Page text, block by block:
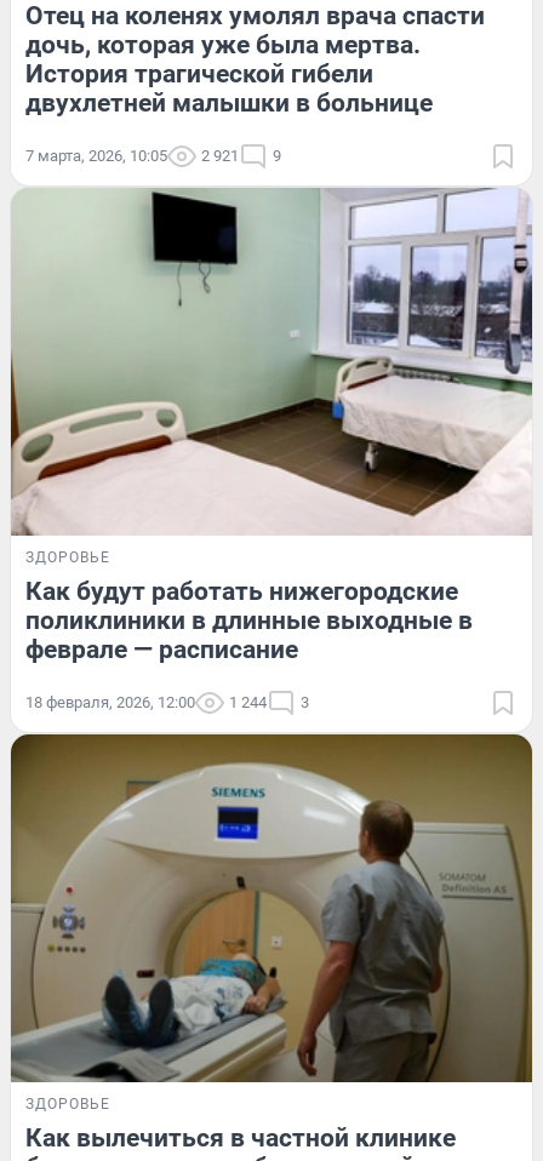
Отец на коленях умолял врача спасти
дочь, которая уже была мертва.
История трагической гибели
двухлетней малышки в больнице
7 марта, 2026, 10:05 2 921 9
ЗДОРОВЬЕ
Как будут работать нижегородские
поликлиники в длинные выходные в
феврале — расписание
18 февраля, 2026, 12:00 1 244 3
ЗДОРОВЬЕ
Как вылечиться в частной клинике